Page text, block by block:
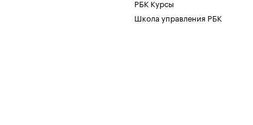
РБК Курсы
Школа управления РБК